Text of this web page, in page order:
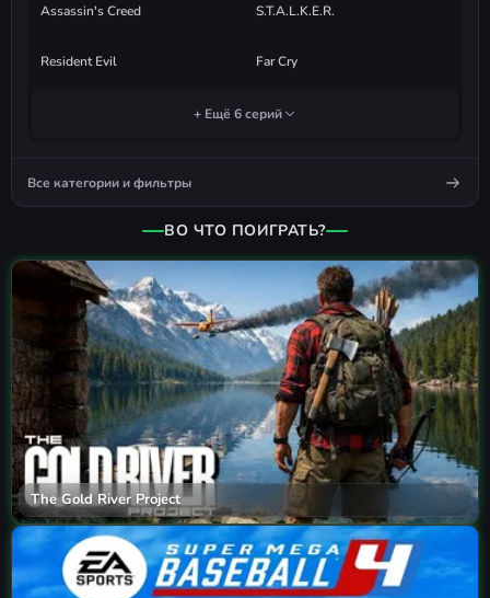
Assassin's Creed S.T.A.L.K.E.R.
Resident Evil Far Cry
+ Ещё 6 серий
Все категории и фильтры
ВО ЧТО ПОИГРАТЬ?
The Gold River Project